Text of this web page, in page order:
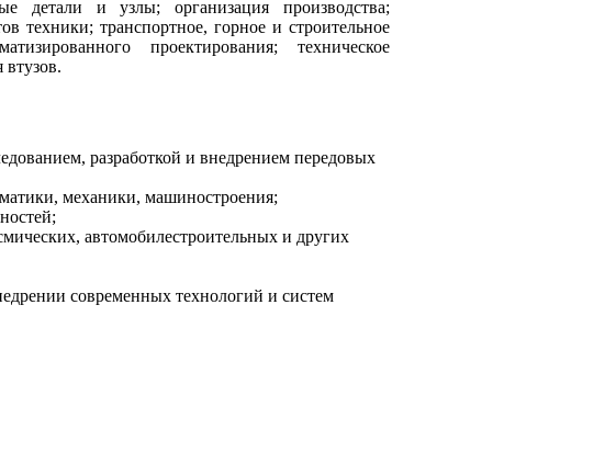
детали и узлы; организация производства;
техники; транспортное, горное и строительное
проектирования; техническое
разработкой и внедрением передовых
механики, машиностроения;
автомобилестроительных и других
современных технологий и систем